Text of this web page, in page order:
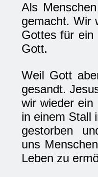
Als
gemacht. Wir
Gottes für ein
Gott.
Weil Gott
gesandt.
wir wieder
in einem Stall
gestorben
uns
Leben zu